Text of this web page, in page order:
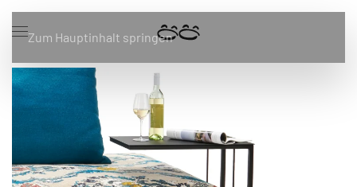
Zum Hauptinhalt springen